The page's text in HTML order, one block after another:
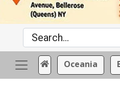
Oceania